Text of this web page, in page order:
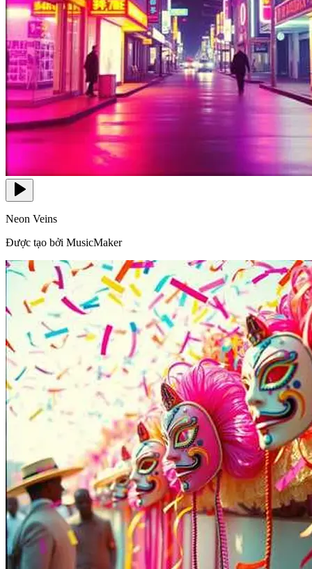
Neon Veins
Được tạo bởi MusicMaker